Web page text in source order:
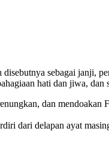
sebagai janji,
hati dan jiwa, dan
dan
dari delapan ayat